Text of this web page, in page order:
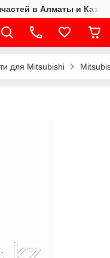
в Алматы и
для Mitsubishi